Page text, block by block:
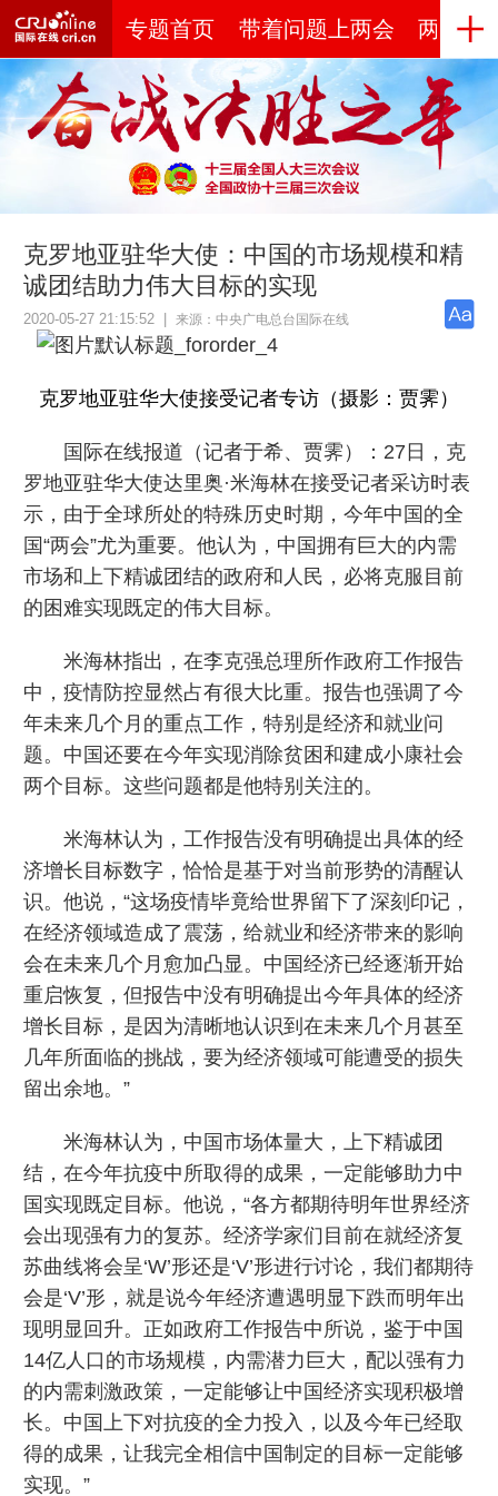
专题首页 带着问题上两会 两会世
克罗地亚驻华大使：中国的市场规模和精
诚团结助力伟大目标的实现
2020-05-27 21:15:52| 来源：中央广电总台国际在线
克罗地亚驻华大使接受记者专访（摄影：贾霁）
国际在线报道（记者于希、贾霁）：27日，克
罗地亚驻华大使达里奥·米海林在接受记者采访时表
示，由于全球所处的特殊历史时期，今年中国的全
国“两会”尤为重要。他认为，中国拥有巨大的内需
市场和上下精诚团结的政府和人民，必将克服目前
的困难实现既定的伟大目标。
米海林指出，在李克强总理所作政府工作报告
中，疫情防控显然占有很大比重。报告也强调了今
年未来几个月的重点工作，特别是经济和就业问
题。中国还要在今年实现消除贫困和建成小康社会
两个目标。这些问题都是他特别关注的。
米海林认为，工作报告没有明确提出具体的经
济增长目标数字，恰恰是基于对当前形势的清醒认
识。他说，“这场疫情毕竟给世界留下了深刻印记，
在经济领域造成了震荡，给就业和经济带来的影响
会在未来几个月愈加凸显。中国经济已经逐渐开始
重启恢复，但报告中没有明确提出今年具体的经济
增长目标，是因为清晰地认识到在未来几个月甚至
几年所面临的挑战，要为经济领域可能遭受的损失
留出余地。”
米海林认为，中国市场体量大，上下精诚团
结，在今年抗疫中所取得的成果，一定能够助力中
国实现既定目标。他说，“各方都期待明年世界经济
会出现强有力的复苏。经济学家们目前在就经济复
苏曲线将会呈‘W’形还是‘V’形进行讨论，我们都期待
会是‘V’形，就是说今年经济遭遇明显下跌而明年出
现明显回升。正如政府工作报告中所说，鉴于中国
14亿人口的市场规模，内需潜力巨大，配以强有力
的内需刺激政策，一定能够让中国经济实现积极增
长。中国上下对抗疫的全力投入，以及今年已经取
得的成果，让我完全相信中国制定的目标一定能够
实现。”